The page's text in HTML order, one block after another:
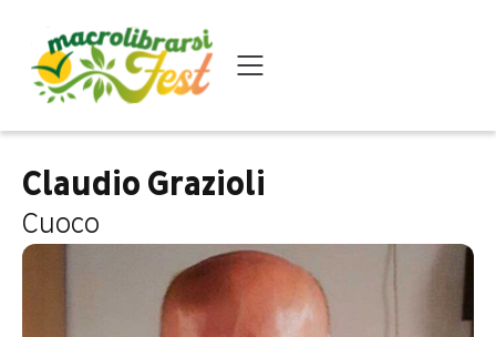
Claudio Grazioli
Cuoco